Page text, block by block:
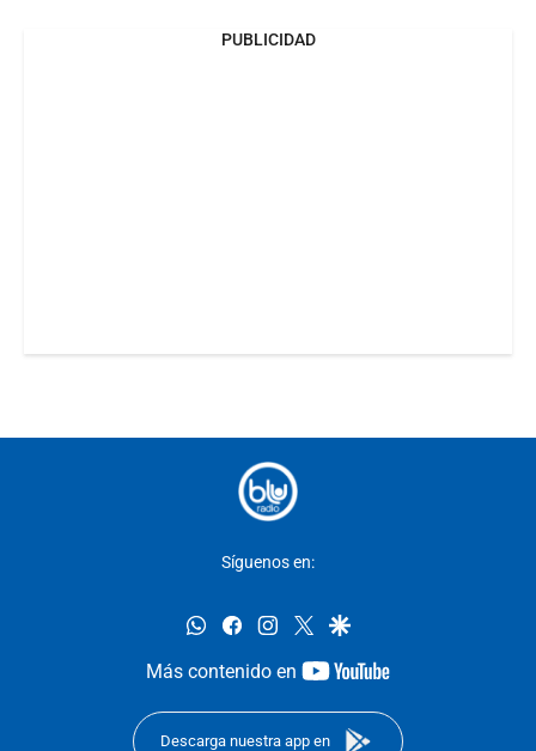
PUBLICIDAD
Síguenos en:
whatsappfacebookinstagram
twittergoogle
Más contenido en
youtube-
Descarga nuestra app en